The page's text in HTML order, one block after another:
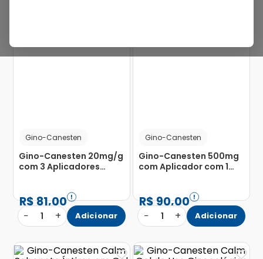
Gino-Canesten
Gino-Canesten 20mg/g
com 3 Aplicadores
20g
R$81,00
− 1 + Adicionar
Gino-Canesten
Gino-Canesten 500mg
com Aplicador com 1
R$90,00
− 1 + Adicionar